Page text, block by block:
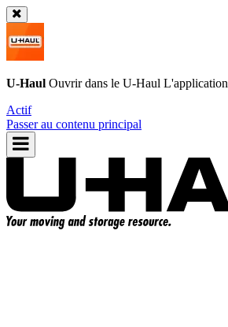
U-Haul Ouvrir dans le U-Haul L'application
Actif
Passer au contenu principal